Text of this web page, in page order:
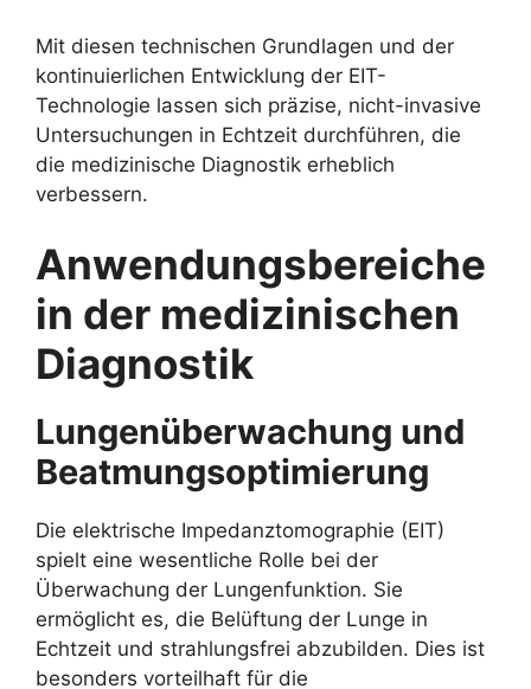
Mit diesen technischen Grundlagen und der
kontinuierlichen Entwicklung der EIT-
Technologie lassen sich präzise, nicht-invasive
Untersuchungen in Echtzeit durchführen, die
die medizinische Diagnostik erheblich
verbessern.
Anwendungsbereiche
in der medizinischen
Diagnostik
Lungenüberwachung und
Beatmungsoptimierung
Die elektrische Impedanztomographie (EIT)
spielt eine wesentliche Rolle bei der
Überwachung der Lungenfunktion. Sie
ermöglicht es, die Belüftung der Lunge in
Echtzeit und strahlungsfrei abzubilden. Dies ist
besonders vorteilhaft für die